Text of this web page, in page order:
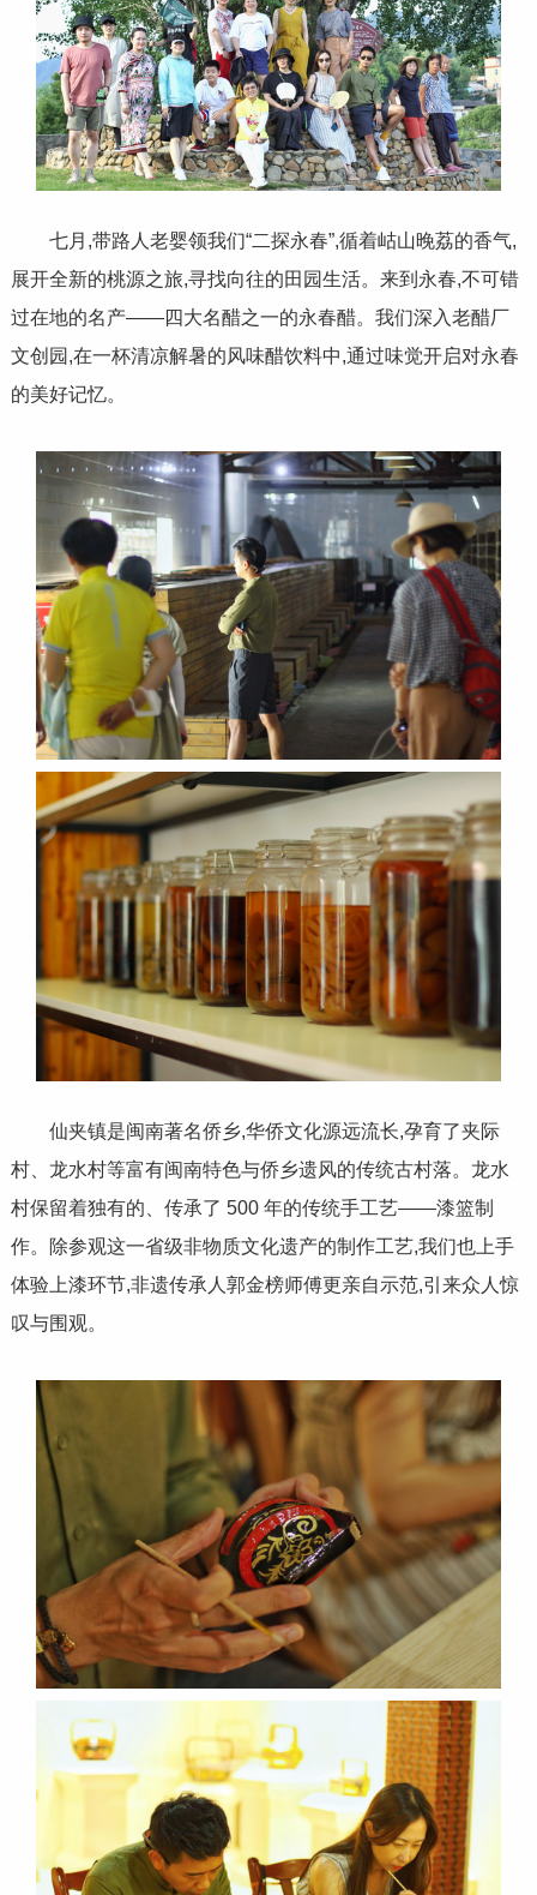
七月,带路人老婴领我们“二探永春”,循着岵山晚荔的香气,
展开全新的桃源之旅,寻找向往的田园生活。来到永春,不可错
过在地的名产——四大名醋之一的永春醋。我们深入老醋厂
文创园,在一杯清凉解暑的风味醋饮料中,通过味觉开启对永春
的美好记忆。
仙夹镇是闽南著名侨乡,华侨文化源远流长,孕育了夹际
村、龙水村等富有闽南特色与侨乡遗风的传统古村落。龙水
村保留着独有的、传承了 500 年的传统手工艺——漆篮制
作。除参观这一省级非物质文化遗产的制作工艺,我们也上手
体验上漆环节,非遗传承人郭金榜师傅更亲自示范,引来众人惊
叹与围观。